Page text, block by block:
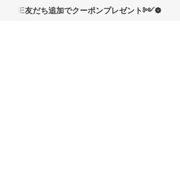
ち追加でクーポンプレゼント༻❁